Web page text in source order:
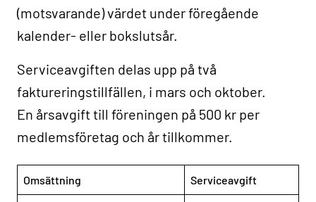
(motsvarande) värdet under föregående
kalender- eller bokslutsår.
Serviceavgiften delas upp på två
faktureringstillfällen, i mars och oktober.
En årsavgift till föreningen på 500 kr per
medlemsföretag och år tillkommer.
Omsättning Serviceavgift